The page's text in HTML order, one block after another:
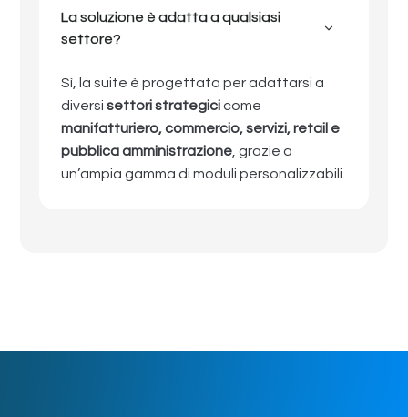
La soluzione è adatta a qualsiasi
settore?
Sì, la suite è progettata per adattarsi a
diversi settori strategicicome
manifatturiero, commercio, servizi, retail e
pubblica amministrazione, grazie a
un’ampia gamma di moduli personalizzabili.